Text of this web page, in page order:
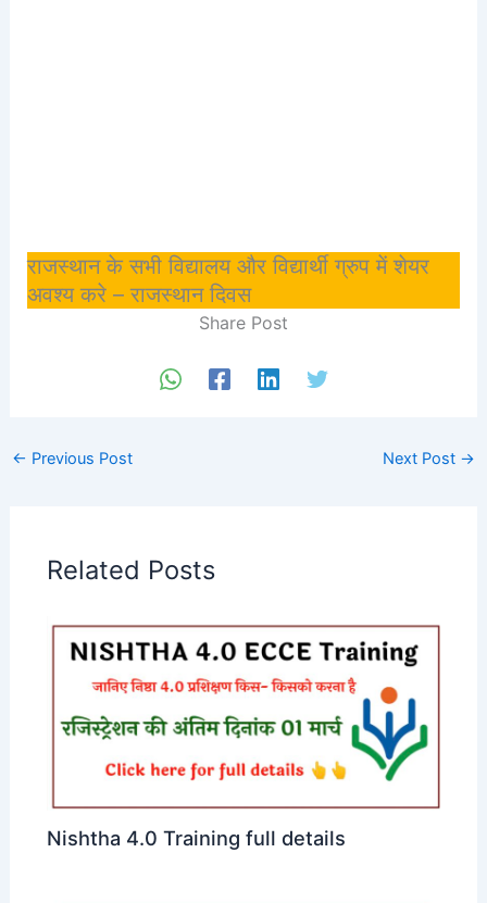
राजस्थान के सभी विद्यालय और विद्यार्थी ग्रुप में शेयर
अवश्य करे – राजस्थान दिवस
Share Post
← Previous Post Next Post →
Related Posts
Nishtha 4.0 Training full details